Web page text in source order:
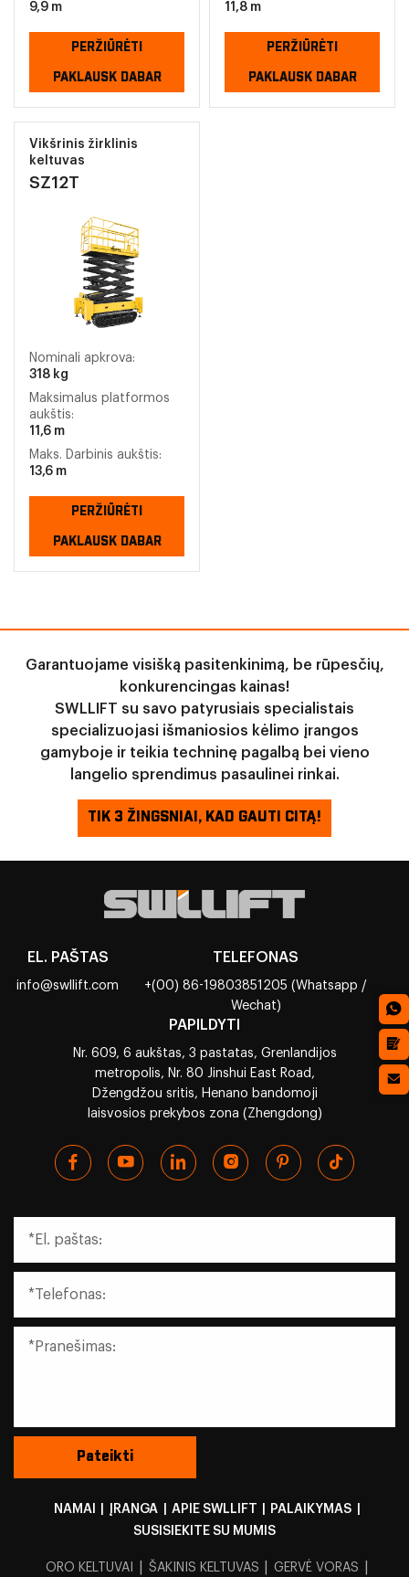
9,9 m
PERŽIŪRĖTI
PAKLAUSK DABAR
11,8 m
PERŽIŪRĖTI
PAKLAUSK DABAR
Vikšrinis žirklinis
keltuvas
SZ12T
Nominali apkrova:
318 kg
Maksimalus platformos
aukštis:
11,6 m
Maks. Darbinis aukštis:
13,6 m
PERŽIŪRĖTI
PAKLAUSK DABAR
Garantuojame visišką pasitenkinimą, be rūpesčių,
konkurencingas kainas!
SWLLIFT su savo patyrusiais specialistais
specializuojasi išmaniosios kėlimo įrangos
gamyboje ir teikia techninę pagalbą bei vieno
langelio sprendimus pasaulinei rinkai.
TIK 3 ŽINGSNIAI, KAD GAUTI CITĄ!
EL. PAŠTAS
info@swllift.com
TELEFONAS
+(00) 86-19803851205 (Whatsapp /
Wechat)
PAPILDYTI
Nr. 609, 6 aukštas, 3 pastatas, Grenlandijos
metropolis, Nr. 80 Jinshui East Road,
Džengdžou sritis, Henano bandomoji
laisvosios prekybos zona (Zhengdong)
NAMAI ĮRANGA APIE SWLLIFT PALAIKYMAS
SUSISIEKITE SU MUMIS
ORO KELTUVAI ŠAKINIS KELTUVAS GERVĖ VORAS